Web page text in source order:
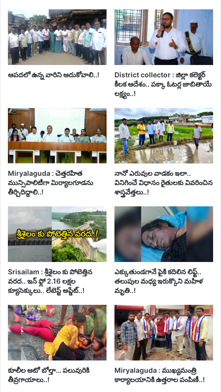
ఆపదలో ఉన్న వారిని ఆదుకోవాలి..!
District collector : జిల్లా కలెక్టర్
కీలక ఆదేశం.. పక్కా ఓటర్ల జాబితాయే
లక్ష్యం..!
Miryalaguda : చెత్తరహిత
మున్సిపాలిటీగా మిర్యాలగూడను
తీర్చిదిద్దాలి..!
నానో ఎరువుల వాడకం ఇలా..
వినిగించే విధానం రైతులకు వివరించిన
శాస్త్రవేత్తలు..!
Srisailam : శ్రీశైలం కు పోటెత్తిన
వరద.. ఇన్ ఫ్లో 2.16 లక్షల
క్యూసెక్కులు.. లేటెస్ట్ అప్డేట్..!
ఎక్కుతుండగానే పైకి కదిలిన లిఫ్ట్‌..
తలుపుల మధ్య ఇరుక్కొని మహిళ
మృతి..!
కూలీల ఆటో బోల్తా… పలువురికి
తీవ్రగాయాలు..!
Miryalaguda : ముఖ్యమంత్రి
కార్యాలయానికి ఉత్తరాల పంపిణీ..!